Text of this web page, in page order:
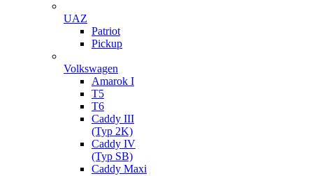
UAZ
Patriot
Pickup
Volkswagen
Amarok I
T5
T6
Caddy III
(Typ 2K)
Caddy IV
(Typ SB)
Caddy Maxi